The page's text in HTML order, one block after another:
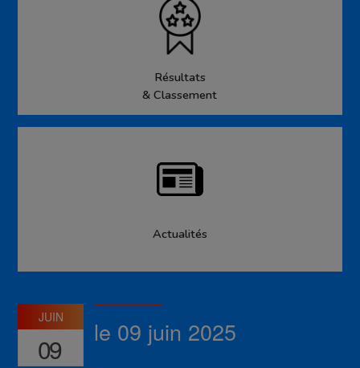
Résultats
& Classement
Actualités
JUIN
09
le 09 juin 2025